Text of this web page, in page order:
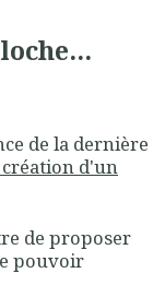
de la dernière
d'un
de proposer
pouvoir